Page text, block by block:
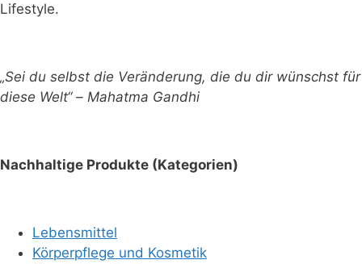
Lifestyle.
„Sei du selbst die Veränderung, die du dir wünschst für
diese Welt“ – Mahatma Gandhi
Nachhaltige Produkte (Kategorien)
Lebensmittel
Körperpflege und Kosmetik